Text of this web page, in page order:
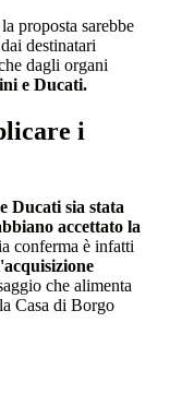
proposta sarebbe
destinatari
dagli organi
e Ducati.
i
Ducati sia stata
accettato la
conferma è infatti
che alimenta
Casa di Borgo